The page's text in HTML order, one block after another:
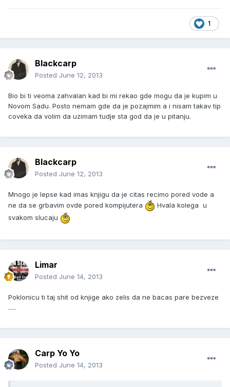
1
Blackcarp
Posted June 12, 2013
Bio bi ti veoma zahvalan kad bi mi rekao gde mogu da je kupim u
Novom Sadu. Posto nemam gde da je pozajmim a i nisam takav tip
coveka da volim da uzimam tudje sta god da je u pitanju.
Blackcarp
Posted June 12, 2013
Mnogo je lepse kad imas knjigu da je citas recimo pored vode a
ne da se grbavim ovde pored kompijutera
Hvala kolega u
svakom slucaju
Limar
Posted June 14, 2013
Poklonicu ti taj shit od knjige ako zelis da ne bacas pare bezveze
.....
Carp Yo Yo
Posted June 14, 2013